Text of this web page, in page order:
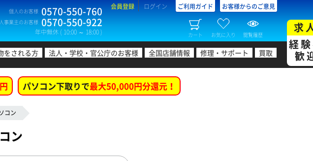
個人のお客様 0570-550-760
事業主のお客様 0570-550-922
年中無休 ( 10:00 ～ 18:00 )
会員登録 ログイン ご利用ガイド お客様からのご意見
カート お気に入り 閲覧履歴
をされる方 法人・学校・官公庁のお客様 全国店舗情報 修理・サポート 買取
求
経
歓
パソコン下取りで最大50,000円分還元！
コン
ン